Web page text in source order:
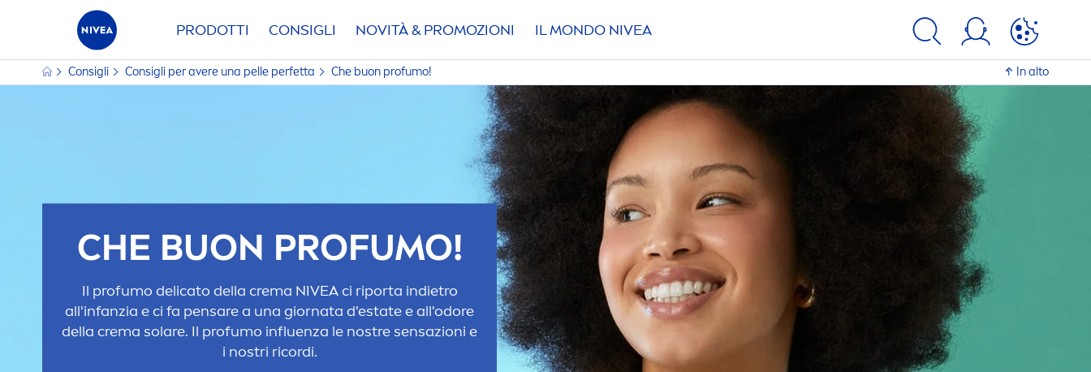
PRODOTTI CONSIGLI NOVITÀ & PROMOZIONI IL MONDO NIVEA
Consigli Consigli per avere una pelle perfetta Che buon profumo! In alto
CHE BUON PROFUMO!
Il profumo delicato della crema NIVEAci riporta indietro
all'infanzia e ci fa pensare a una giornata d'estate e all'odore
della crema solare. Il profumo influenza le nostre sensazioni e
i nostri ricordi.